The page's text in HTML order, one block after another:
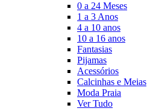
0 a 24 Meses
1 a 3 Anos
4 a 10 anos
10 a 16 anos
Fantasias
Pijamas
Acessórios
Calcinhas e Meias
Moda Praia
Ver Tudo